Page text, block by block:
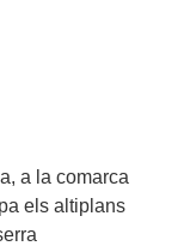
a la comarca
els altiplans